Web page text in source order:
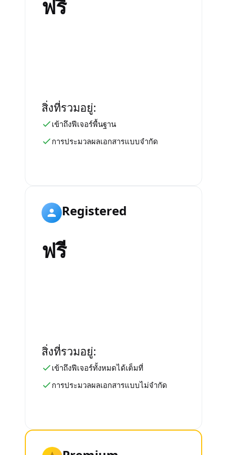
ฟรี
สิ่งที่รวมอยู่:
เข้าถึงฟีเจอร์พื้นฐาน
การประมวลผลเอกสารแบบจำกัด
Registered
ฟรี
สิ่งที่รวมอยู่:
เข้าถึงฟีเจอร์ทั้งหมดได้เต็มที่
การประมวลผลเอกสารแบบไม่จำกัด